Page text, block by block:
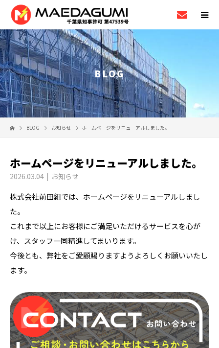
BLOG
BLOG お知らせ ホームページをリニューアルしました。
ホームページをリニューアルしました。
2026.03.04 お知らせ
株式会社前田組では、ホームページをリニューアルしまし
た。
これまで以上にお客様にご満足いただけるサービスを心が
け、スタッフ一同精進してまいります。
今後とも、弊社をご愛顧賜りますようよろしくお願いいたし
ます。